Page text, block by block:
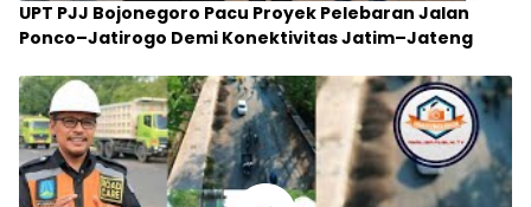
UPT PJJ Bojonegoro Pacu Proyek Pelebaran Jalan
Ponco–Jatirogo Demi Konektivitas Jatim–Jateng